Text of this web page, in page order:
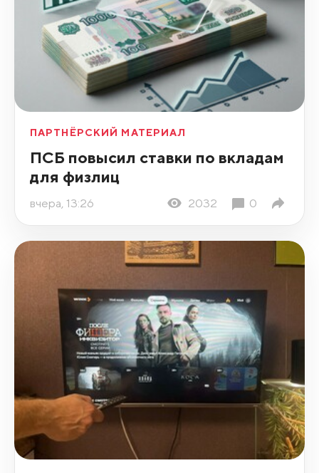
ПАРТНЁРСКИЙ МАТЕРИАЛ
ПСБ повысил ставки по вкладам
для физлиц
вчера, 13:26 2032 0